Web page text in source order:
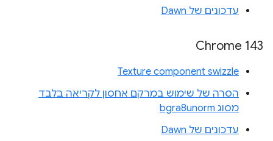
עדכונים של Dawn
Chrome 143
Texture component swizzle
הסרה של שימוש במרקם אחסון לקריאה בלבד
מסוג bgra8unorm
עדכונים של Dawn